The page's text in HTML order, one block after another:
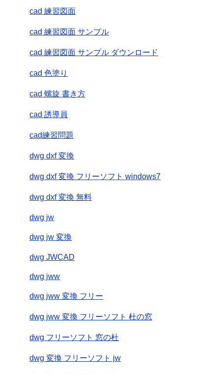
cad 練習図面
cad 練習図面 サンプル
cad 練習図面 サンプル ダウンロード
cad 色塗り
cad 螺旋 書き方
cad 誘導員
cad練習問題
dwg dxf 変換
dwg dxf 変換 フリーソフト windows7
dwg dxf 変換 無料
dwg jw
dwg jw 変換
dwg JWCAD
dwg jww
dwg jww 変換 フリー
dwg jww 変換 フリーソフト 杜の窓
dwg フリーソフト 窓の杜
dwg 変換 フリーソフト jw